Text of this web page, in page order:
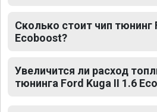
Сколько стоит чип тюнинг
Ecoboost?
Увеличится ли расход
тюнинга Ford Kuga II 1.6